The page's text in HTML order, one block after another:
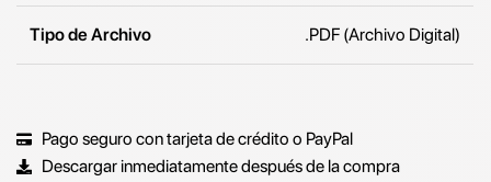
Tipo de Archivo .PDF (Archivo Digital)
Pago seguro con tarjeta de crédito o PayPal
Descargar inmediatamente después de la compra